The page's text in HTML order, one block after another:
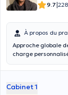
9.7|
À propos du
Approche globale
charge
Cabinet 1